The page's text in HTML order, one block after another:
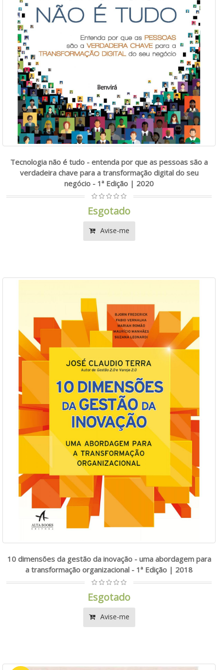
Tecnologia não é tudo - entenda por que as pessoas são a
verdadeira chave para a transformação digital do seu
negócio - 1ª Edição | 2020
Esgotado
Avise-me
10 dimensões da gestão da inovação - uma abordagem para
a transformação organizacional - 1ª Edição | 2018
Esgotado
Avise-me